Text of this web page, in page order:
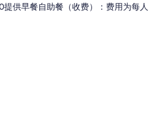
提供早餐自助餐（收费）：费用为每人